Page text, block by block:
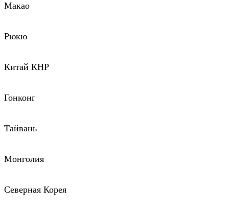
Макао
Рюкю
Китай КНР
Гонконг
Тайвань
Монголия
Северная Корея